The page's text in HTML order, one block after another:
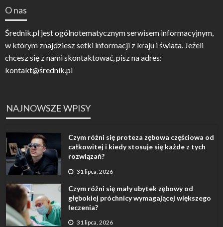
O nas
Średnik.pl jest ogólnotematycznym serwisem informacyjnym,
w którym znajdziesz setki informacji z kraju i świata. Jeżeli
chcesz się z nami skontaktować, pisz na adres:
kontakt@średnik.pl
NAJNOWSZE WPISY
Czym różni się proteza zębowa częściowa od
całkowitej i kiedy stosuje się każde z tych
rozwiązań?
31 lipca, 2026
Czym różni się mały ubytek zębowy od
głębokiej próchnicy wymagającej większego
leczenia?
31 lipca, 2026